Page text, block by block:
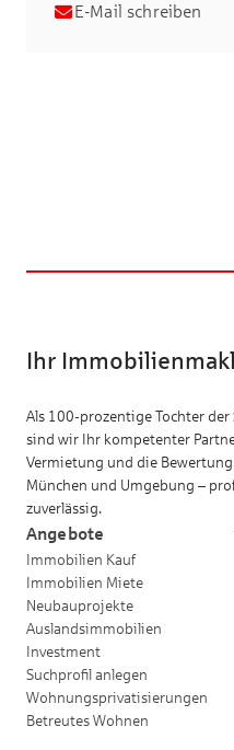
E-Mail schreiben
Ihr
Als 100-prozentige Tochter der
sind wir Ihr kompetenter
Vermietung und die
München und Umgebung –
zuverlässig.
Angebote
Immobilien Kauf
Immobilien Miete
Neubauprojekte
Auslandsimmobilien
Investment
Suchprofil anlegen
Wohnungsprivatisierungen
Betreutes Wohnen